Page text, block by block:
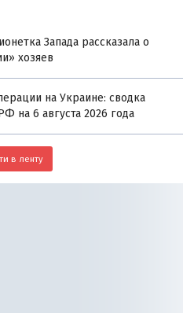
Запада рассказала о
хозяев
на Украине: сводка
на 6 августа 2026 года
в ленту